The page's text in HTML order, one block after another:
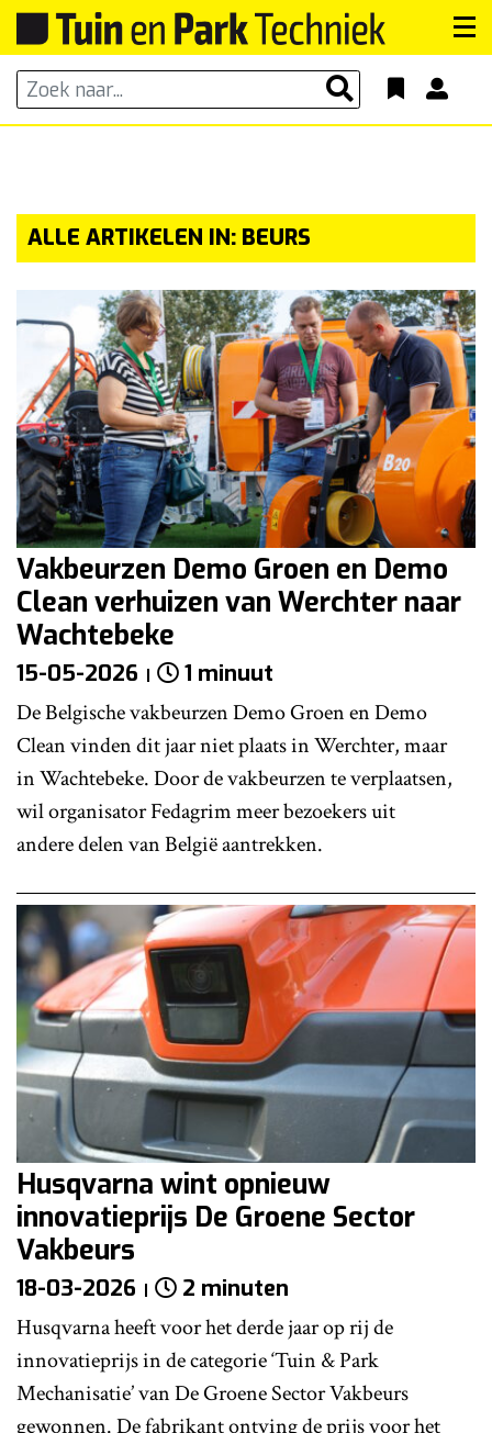
ALLE ARTIKELEN IN: BEURS
Vakbeurzen Demo Groen en Demo
Clean verhuizen van Werchter naar
Wachtebeke
15-05-2026 1 minuut
De Belgische vakbeurzen Demo Groen en Demo
Clean vinden dit jaar niet plaats in Werchter, maar
in Wachtebeke. Door de vakbeurzen te verplaatsen,
wil organisator Fedagrim meer bezoekers uit
andere delen van België aantrekken.
Husqvarna wint opnieuw
innovatieprijs De Groene Sector
Vakbeurs
18-03-2026 2 minuten
Husqvarna heeft voor het derde jaar op rij de
innovatieprijs in de categorie ‘Tuin & Park
Mechanisatie’ van De Groene Sector Vakbeurs
gewonnen. De fabrikant ontving de prijs voor het